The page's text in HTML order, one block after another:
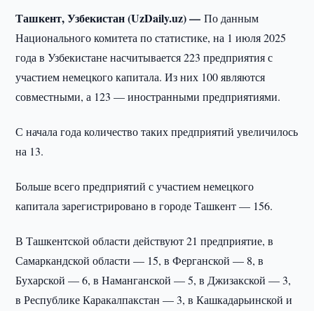
Ташкент, Узбекистан (UzDaily.uz) —По данным
Национального комитета по статистике, на 1 июля 2025
года в Узбекистане насчитывается 223 предприятия с
участием немецкого капитала. Из них 100 являются
совместными, а 123 — иностранными предприятиями.
С начала года количество таких предприятий увеличилось
на 13.
Больше всего предприятий с участием немецкого
капитала зарегистрировано в городе Ташкент — 156.
В Ташкентской области действуют 21 предприятие, в
Самаркандской области — 15, в Ферганской — 8, в
Бухарской — 6, в Наманганской — 5, в Джизакской — 3,
в Республике Каракалпакстан — 3, в Кашкадарьинской и